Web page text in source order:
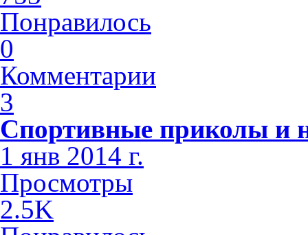
Понравилось
0
Комментарии
3
Спортивные приколы и
1 янв 2014 г.
Просмотры
2.5K